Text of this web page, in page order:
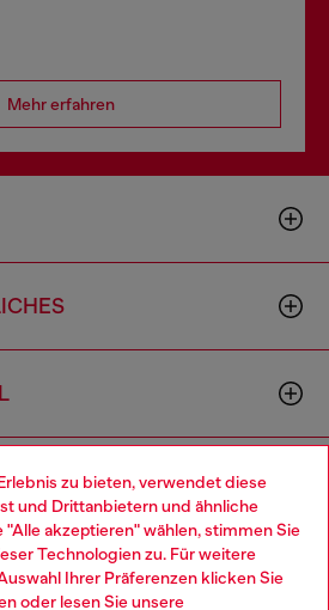
zu bieten, verwendet diese
und Drittanbietern und ähnliche
akzeptieren" wählen, stimmen Sie
Technologien zu. Für weitere
Ihrer Präferenzen klicken Sie
oder lesen Sie unsere
Mehr erfahren